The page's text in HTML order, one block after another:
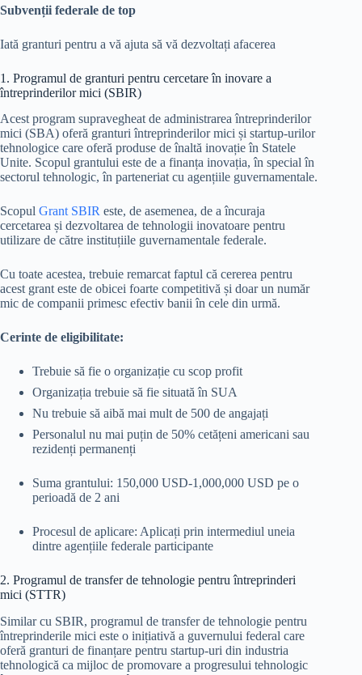
Subvenții federale de top
Iată granturi pentru a vă ajuta să vă dezvoltați afacerea
1. Programul de granturi pentru cercetare în inovare a
întreprinderilor mici (SBIR)
Acest program supravegheat de administrarea întreprinderilor
mici (SBA) oferă granturi întreprinderilor mici și startup-urilor
tehnologice care oferă produse de înaltă inovație în Statele
Unite. Scopul grantului este de a finanța inovația, în special în
sectorul tehnologic, în parteneriat cu agențiile guvernamentale.
Scopul Grant SBIR este, de asemenea, de a încuraja
cercetarea și dezvoltarea de tehnologii inovatoare pentru
utilizare de către instituțiile guvernamentale federale.
Cu toate acestea, trebuie remarcat faptul că cererea pentru
acest grant este de obicei foarte competitivă și doar un număr
mic de companii primesc efectiv banii în cele din urmă.
Cerinte de eligibilitate:
Trebuie să fie o organizație cu scop profit
Organizația trebuie să fie situată în SUA
Nu trebuie să aibă mai mult de 500 de angajați
Personalul nu mai puțin de 50% cetățeni americani sau
rezidenți permanenți
Suma grantului: 150,000 USD-1,000,000 USD pe o
perioadă de 2 ani
Procesul de aplicare: Aplicați prin intermediul uneia
dintre agențiile federale participante
2. Programul de transfer de tehnologie pentru întreprinderi
mici (STTR)
Similar cu SBIR, programul de transfer de tehnologie pentru
întreprinderile mici este o inițiativă a guvernului federal care
oferă granturi de finanțare pentru startup-uri din industria
tehnologică ca mijloc de promovare a progresului tehnologic